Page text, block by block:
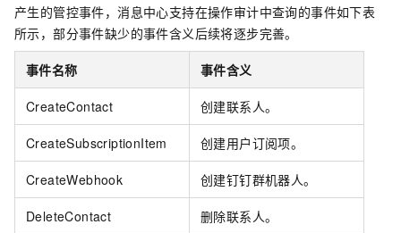
产生的管控事件，消息中心支持在操作审计中查询的事件如下表
所示，部分事件缺少的事件含义后续将逐步完善。
事件名称 事件含义
CreateContact 创建联系人。
CreateSubscriptionItem 创建用户订阅项。
CreateWebhook 创建钉钉群机器人。
DeleteContact 删除联系人。